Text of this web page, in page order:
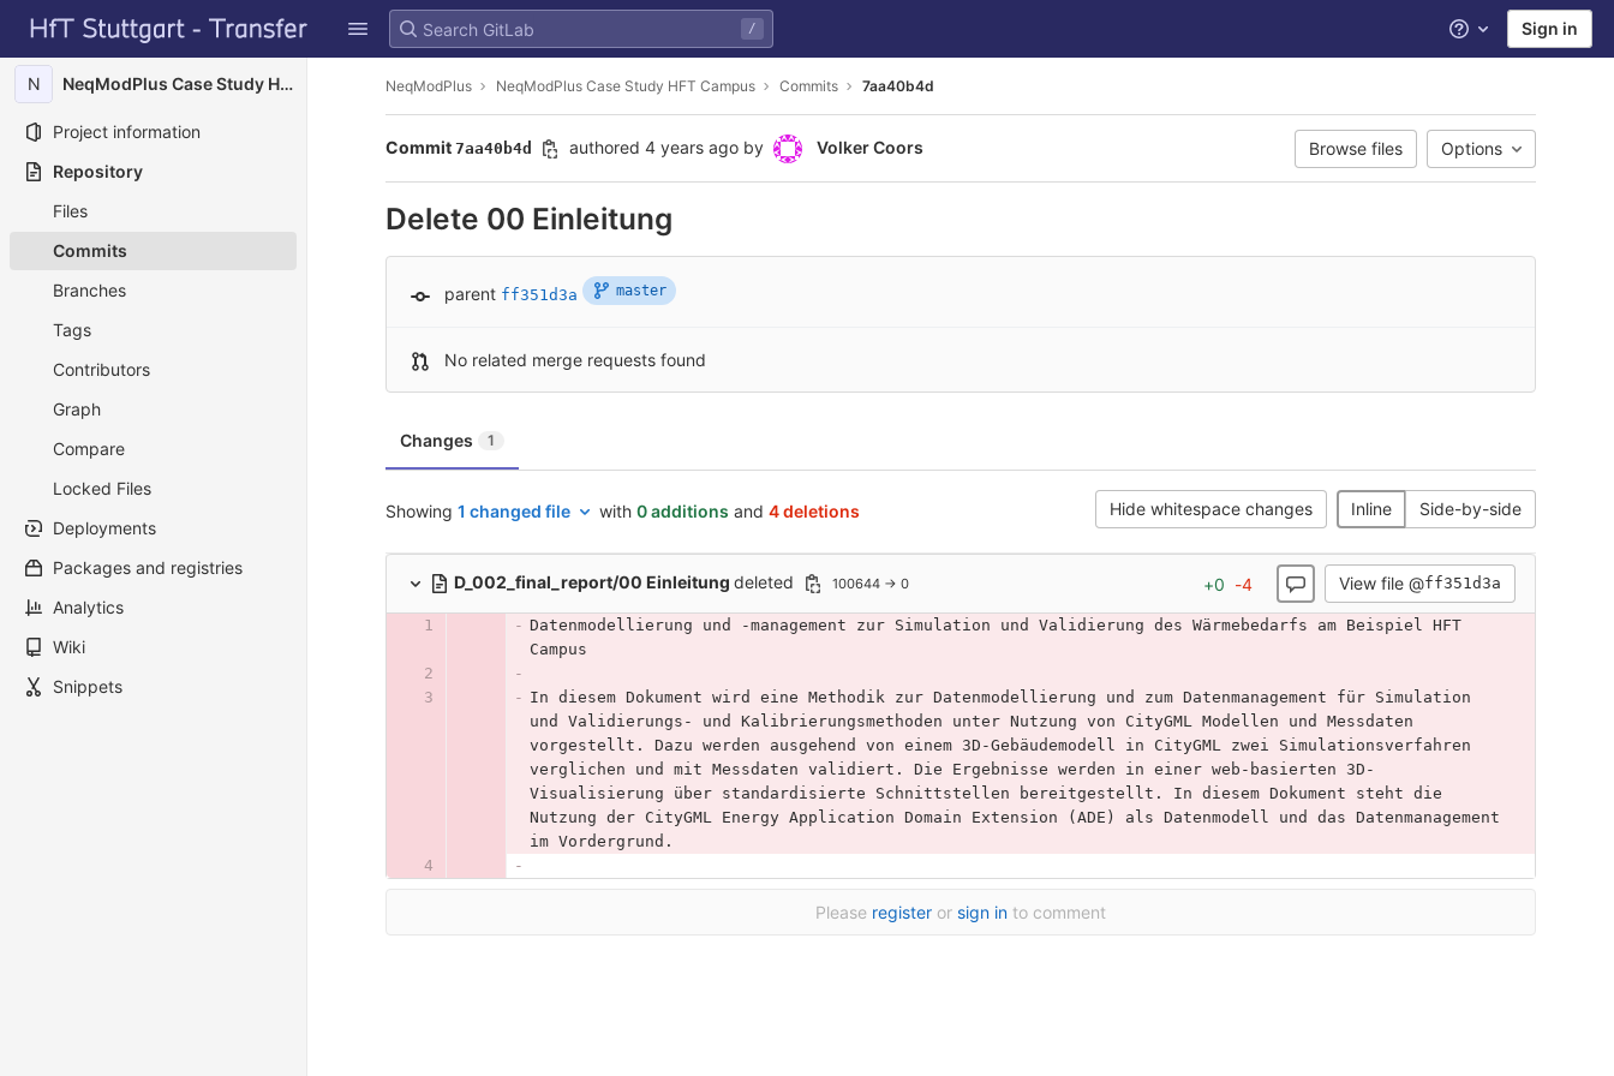
Skip to content
GitLab
/ Help Sign in
N NeqModPlus Case Study HFT Campus
Project information
Repository
Files
Commits
Branches
Tags
Contributors
Graph
Compare
Locked Files
Deployments
Packages and registries
Analytics
Wiki
Snippets
NeqModPlus NeqModPlus Case Study HFT Campus Commits 7aa40b4d
Commit 7aa40b4d authored 4 years ago by Volker Coors Browse files Options
Delete 00 Einleitung
parent ff351d3a master
No related merge requests found
Changes 1
Hide whitespace changes Inline Side-by-side
Showing 1 changed file with 0 additions and 4 deletions
D_002_final_report/00 Einleitung deleted 100644 → 0 +0 -4 View file @ff351d3a
Datenmodellierung und -management zur Simulation und Validierung des Wärmebedarfs am Beispiel HFT
Campus
In diesem Dokument wird eine Methodik zur Datenmodellierung und zum Datenmanagement für Simulation
und Validierungs- und Kalibrierungsmethoden unter Nutzung von CityGML Modellen und Messdaten
vorgestellt. Dazu werden ausgehend von einem 3D-Gebäudemodell in CityGML zwei Simulationsverfahren
verglichen und mit Messdaten validiert. Die Ergebnisse werden in einer web-basierten 3D-
Visualisierung über standardisierte Schnittstellen bereitgestellt. In diesem Dokument steht die
Nutzung der CityGML Energy Application Domain Extension (ADE) als Datenmodell und das Datenmanagement
im Vordergrund.
Please register or sign in to comment